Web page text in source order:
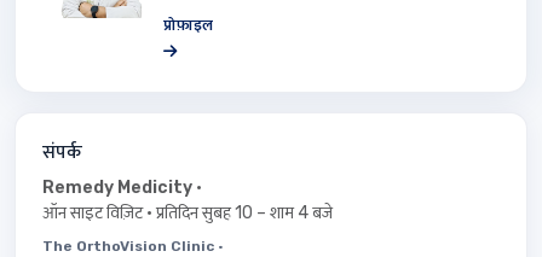
प्रोफ़ाइल
संपर्क
Remedy Medicity ·
ऑन साइट विज़िट · प्रतिदिन सुबह 10 – शाम 4 बजे
The OrthoVision Clinic ·